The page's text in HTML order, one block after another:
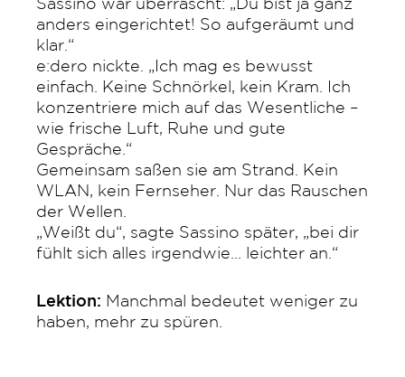
Sassino war überrascht: „Du bist ja ganz
anders eingerichtet! So aufgeräumt und
klar.“
e:dero nickte. „Ich mag es bewusst
einfach. Keine Schnörkel, kein Kram. Ich
konzentriere mich auf das Wesentliche –
wie frische Luft, Ruhe und gute
Gespräche.“
Gemeinsam saßen sie am Strand. Kein
WLAN, kein Fernseher. Nur das Rauschen
der Wellen.
„Weißt du“, sagte Sassino später, „bei dir
fühlt sich alles irgendwie... leichter an.“
Lektion: Manchmal bedeutet weniger zu
haben, mehr zu spüren.